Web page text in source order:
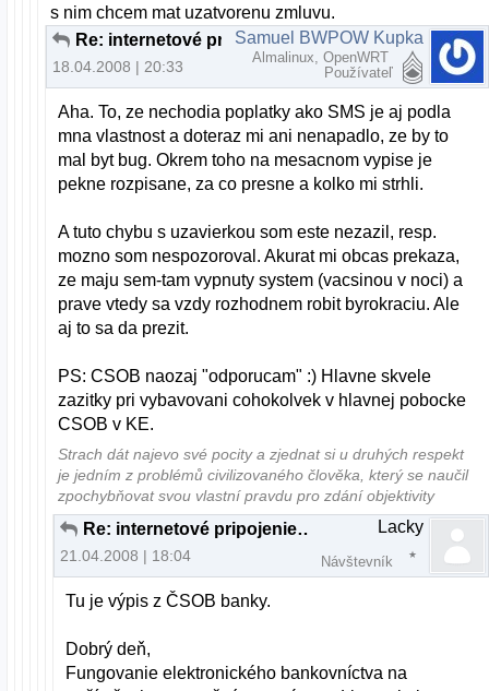
s nim chcem mat uzatvorenu zmluvu.
Re: internetové pripojenie s bankou
18.04.2008 | 20:33
Samuel BWPOW Kupka
Almalinux, OpenWRT
Používateľ
Aha. To, ze nechodia poplatky ako SMS je aj podla
mna vlastnost a doteraz mi ani nenapadlo, ze by to
mal byt bug. Okrem toho na mesacnom vypise je
pekne rozpisane, za co presne a kolko mi strhli.
A tuto chybu s uzavierkou som este nezazil, resp.
mozno som nespozoroval. Akurat mi obcas prekaza,
ze maju sem-tam vypnuty system (vacsinou v noci) a
prave vtedy sa vzdy rozhodnem robit byrokraciu. Ale
aj to sa da prezit.
PS: CSOB naozaj "odporucam" :) Hlavne skvele
zazitky pri vybavovani cohokolvek v hlavnej pobocke
CSOB v KE.
Strach dát najevo své pocity a zjednat si u druhých respekt
je jedním z problémů civilizovaného člověka, který se naučil
zpochybňovat svou vlastní pravdu pro zdání objektivity
Re: internetové pripojenie s bankou
21.04.2008 | 18:04
Lacky
Návštevník
Tu je výpis z ČSOB banky.
Dobrý deň,
Fungovanie elektronického bankovníctva na